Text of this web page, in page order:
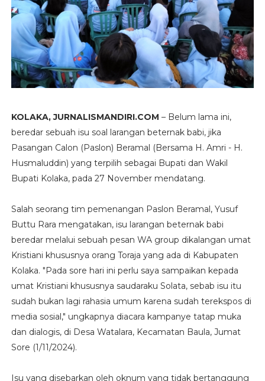
KOLAKA, JURNALISMANDIRI.COM – Belum lama ini,
beredar sebuah isu soal larangan beternak babi, jika
Pasangan Calon (Paslon) Beramal (Bersama H. Amri - H.
Husmaluddin) yang terpilih sebagai Bupati dan Wakil
Bupati Kolaka, pada 27 November mendatang.
Salah seorang tim pemenangan Paslon Beramal, Yusuf
Buttu Rara mengatakan, isu larangan beternak babi
beredar melalui sebuah pesan WA group dikalangan umat
Kristiani khususnya orang Toraja yang ada di Kabupaten
Kolaka. "Pada sore hari ini perlu saya sampaikan kepada
umat Kristiani khususnya saudaraku Solata, sebab isu itu
sudah bukan lagi rahasia umum karena sudah terekspos di
media sosial," ungkapnya diacara kampanye tatap muka
dan dialogis, di Desa Watalara, Kecamatan Baula, Jumat
Sore (1/11/2024).
Isu yang disebarkan oleh oknum yang tidak bertanggung